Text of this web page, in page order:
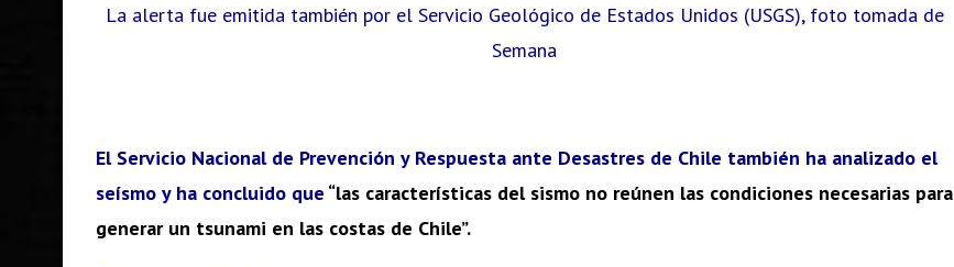
La alerta fue emitida también por el Servicio Geológico de Estados Unidos (USGS), foto tomada de
Semana
El Servicio Nacional de Prevención y Respuesta ante Desastres de Chile también ha analizado el
seísmo y ha concluido que “las características del sismo no reúnen las condiciones necesarias para
generar un tsunami en las costas de Chile”.